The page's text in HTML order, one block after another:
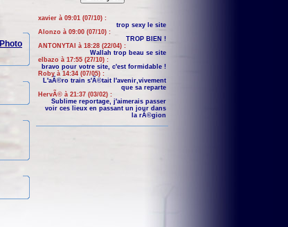
Photo
xavier à 09:01 (07/10) :
trop sexy le site
Alonzo à 09:00 (07/10) :
TROP BIEN !
ANTONYTAI à 18:28 (22/04) :
Wallah trop beau se site
elbazo à 17:55 (27/10) :
bravo pour votre site, c'est formidable !
Roby à 14:34 (07/05) :
L'aÃ©ro train s'Ã©tait l'avenir,vivement
que sa reparte
HervÃ© à 21:37 (03/02) :
Sublime reportage, j'aimerais passer
voir ces lieux en passant un jour dans
la rÃ©gion